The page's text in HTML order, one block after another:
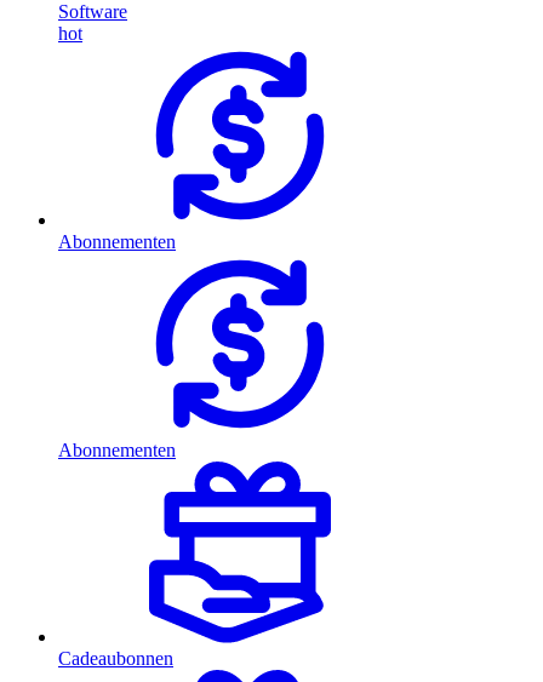
Software
hot
Abonnementen
Abonnementen
Cadeaubonnen